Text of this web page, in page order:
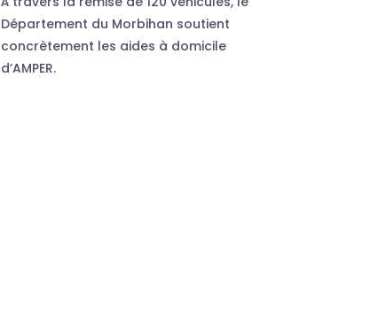
Département du Morbihan soutient
concrètement les aides à domicile
d’AMPER.